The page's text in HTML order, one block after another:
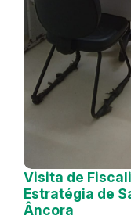
Visita de
Estratégia de
Âncora